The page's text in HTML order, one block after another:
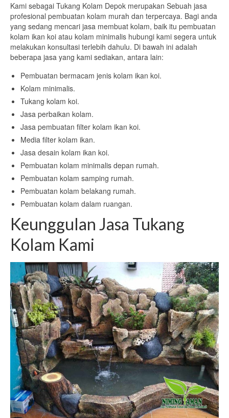
Kami sebagai Tukang Kolam Depok merupakan Sebuah jasa
profesional pembuatan kolam murah dan terpercaya. Bagi anda
yang sedang mencari jasa membuat kolam, baik itu pembuatan
kolam ikan koi atau kolam minimalis hubungi kami segera untuk
melakukan konsultasi terlebih dahulu. Di bawah ini adalah
beberapa jasa yang kami sediakan, antara lain:
Pembuatan bermacam jenis kolam ikan koi.
Kolam minimalis.
Tukang kolam koi.
Jasa perbaikan kolam.
Jasa pembuatan filter kolam ikan koi.
Media filter kolam ikan.
Jasa desain kolam ikan koi.
Pembuatan kolam minimalis depan rumah.
Pembuatan kolam samping rumah.
Pembuatan kolam belakang rumah.
Pembuatan kolam dalam ruangan.
Keunggulan Jasa Tukang
Kolam Kami